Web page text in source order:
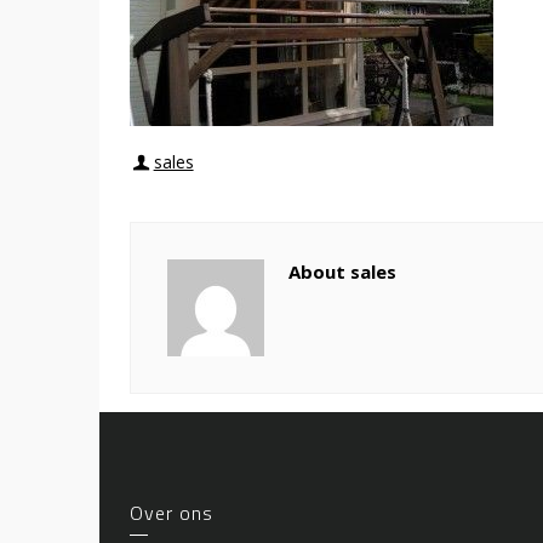
sales
About sales
Over ons